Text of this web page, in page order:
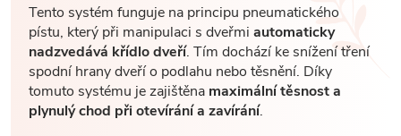
Tento systém funguje na principu pneumatického
pístu, který při manipulaci s dveřmi automaticky
nadzvedává křídlo dveří. Tím dochází ke snížení tření
spodní hrany dveří o podlahu nebo těsnění. Díky
tomuto systému je zajištěna maximální těsnost a
plynulý chod při otevírání a zavírání.